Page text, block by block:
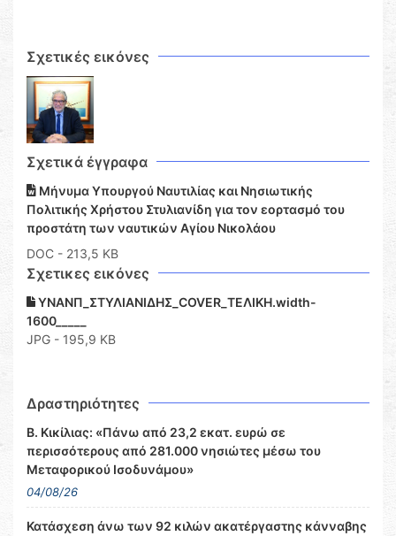
Σχετικές εικόνες
Σχετικά έγγραφα
Μήνυμα Υπουργού Ναυτιλίας και Νησιωτικής
Πολιτικής Χρήστου Στυλιανίδη για τον εορτασμό του
προστάτη των ναυτικών Αγίου Νικολάου
DOC - 213,5 KB
Σχετικες εικόνες
ΥΝΑΝΠ_ΣΤΥΛΙΑΝΙΔΗΣ_COVER_ΤΕΛΙΚΗ.width-
1600_____
JPG - 195,9 KB
Δραστηριότητες
Β. Κικίλιας: «Πάνω από 23,2 εκατ. ευρώ σε
περισσότερους από 281.000 νησιώτες μέσω του
Μεταφορικού Ισοδυνάμου»
04/08/26
Κατάσχεση άνω των 92 κιλών ακατέργαστης κάνναβης